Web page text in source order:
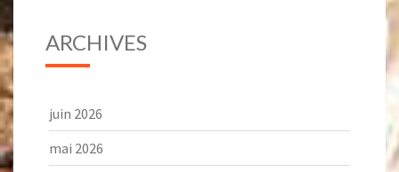
ARCHIVES
juin 2026
mai 2026